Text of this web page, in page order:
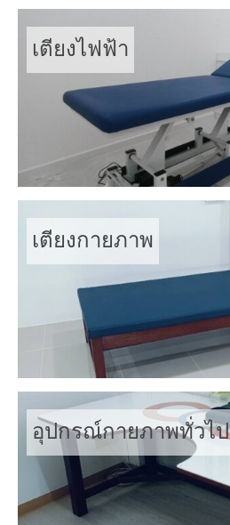
เตียงไฟฟ้า
เตียงกายภาพ
อุปกรณ์กายภาพทั่วไป